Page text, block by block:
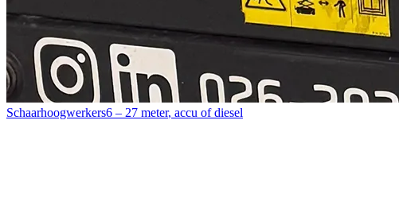
Schaarhoogwerkers6 – 27 meter, accu of diesel